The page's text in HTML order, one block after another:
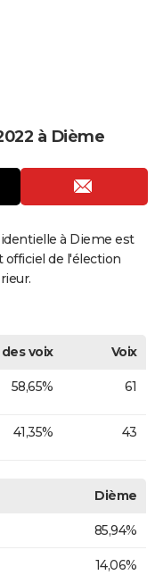
à Dième
à Dieme est
officiel de l'élection
des voix
Voix
58,65% 61
41,35% 43
Dième
85,94%
14,06%